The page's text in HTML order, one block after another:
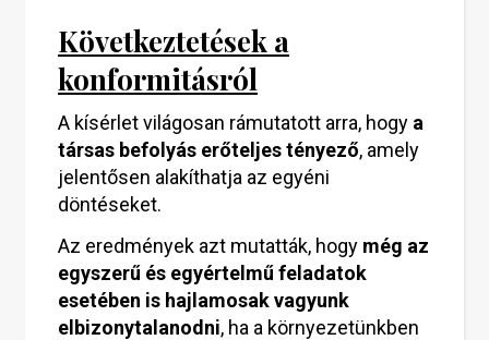
Következtetések a
konformitásról
A kísérlet világosan rámutatott arra, hogy a
társas befolyás erőteljes tényező, amely
jelentősen alakíthatja az egyéni
döntéseket.
Az eredmények azt mutatták, hogy még az
egyszerű és egyértelmű feladatok
esetében is hajlamosak vagyunk
elbizonytalanodni, ha a környezetünkben